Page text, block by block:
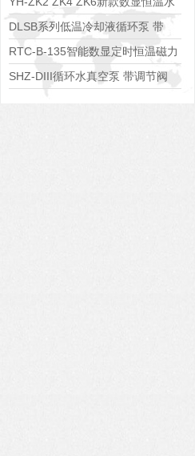
浴锅
DLSB系列低温冷却液循环泵 带
S485通讯端口
RTC-B-135智能数显定时恒温磁力
搅拌器
SHZ-DIII循环水真空泵 带调节阀